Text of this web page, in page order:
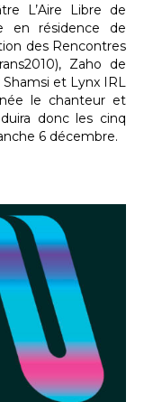
L’Aire Libre de
en résidence de
des Rencontres
Zaho de
Shamsi et Lynx IRL
le chanteur et
donc les cinq
6 décembre.